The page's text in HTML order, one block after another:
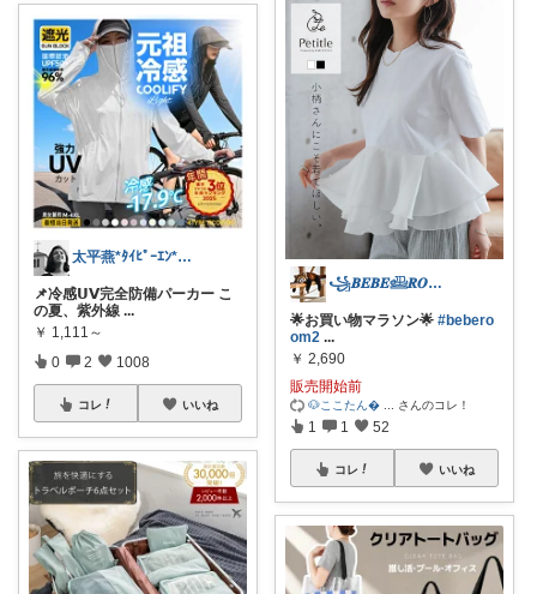
太平燕*ﾀｲﾋﾟｰｴﾝ*熊本は負けんバイ
📌冷感𝗨𝗩完全防備パーカー こ
の夏、紫外線 ...
￥ 1,111～
0 2 1008
コレ いいね
꧁𝑩𝑬𝑩𝑬𓊝𝑹𝑶𝑶𝑴꧂
🌟お買い物マラソン🌟 #bebero
om2 ...
￥ 2,690
販売開始前
🐶ここたん さんのコレ！
1 1 52
コレ いいね